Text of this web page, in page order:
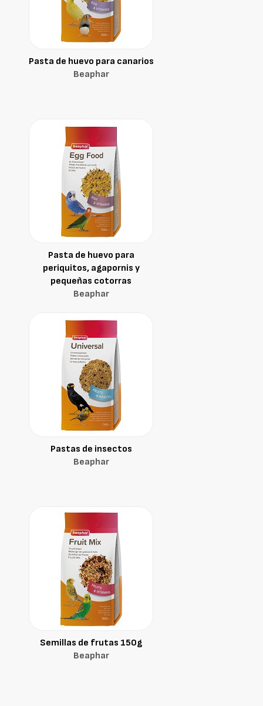
Pasta de huevo para canarios
Beaphar
Pasta de huevo para
periquitos, agapornis y
pequeñas cotorras
Beaphar
Pastas de insectos
Beaphar
Semillas de frutas 150g
Beaphar